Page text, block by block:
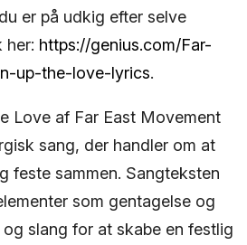
er på udkig efter selve
her: https://genius.com/Far-
up-the-love-lyrics.
Love af Far East Movement
sang, der handler om at
feste sammen. Sangteksten
som gentagelse og
slang for at skabe en festlig